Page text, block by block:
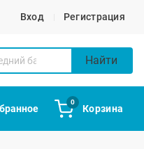
Вход Регистрация
Найти
0
Корзина